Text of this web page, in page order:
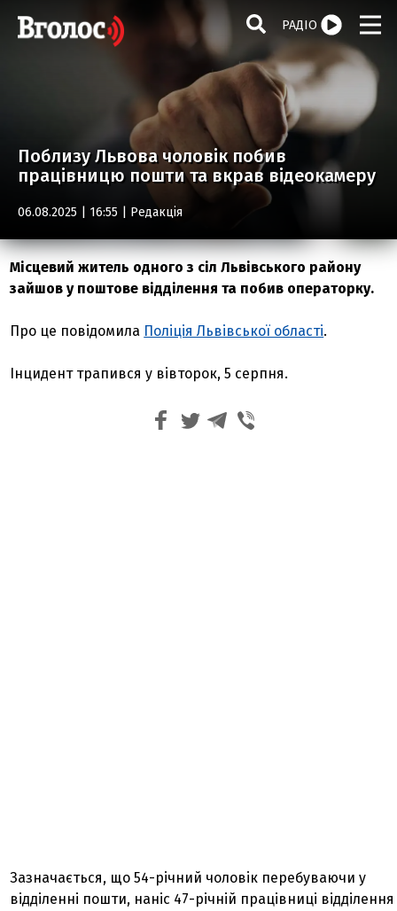
РАДІО
Поблизу Львова чоловік побив
працівницю пошти та вкрав відеокамеру
06.08.2025 | 16:55 | Редакція
Місцевий житель одного з сіл Львівського району
зайшов у поштове відділення та побив операторку.
Про це повідомила Поліція Львівської області.
Інцидент трапився у вівторок, 5 серпня.
Зазначається, що 54-річний чоловік перебуваючи у
відділенні пошти, наніс 47-річній працівниці відділення